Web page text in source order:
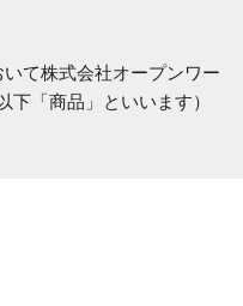
て株式会社オープンワー
下「商品」といいます）